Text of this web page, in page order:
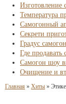
Изготовление
Температура
Самогонный
Секрети
Градус
Где продавать
Самогон шоу
Очищение и
Главная » Хиты »